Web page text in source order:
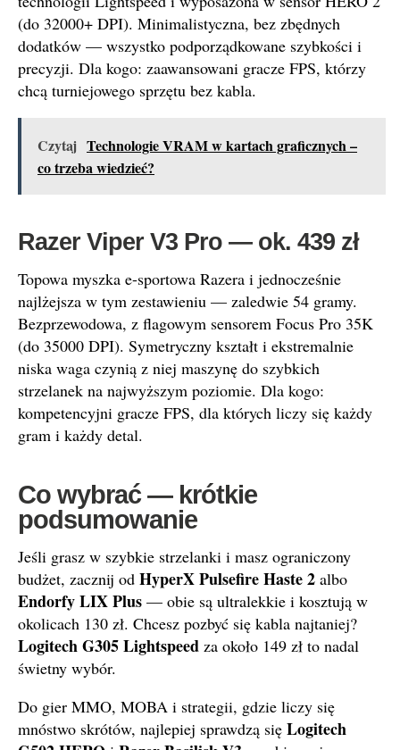
(do 32000+ DPI). Minimalistyczna, bez zbędnych
dodatków — wszystko podporządkowane szybkości i
precyzji. Dla kogo: zaawansowani gracze FPS, którzy
chcą turniejowego sprzętu bez kabla.
Czytaj Technologie VRAM w kartach graficznych –
co trzeba wiedzieć?
Razer Viper V3 Pro — ok. 439 zł
Topowa myszka e-sportowa Razera i jednocześnie
najlżejsza w tym zestawieniu — zaledwie 54 gramy.
Bezprzewodowa, z flagowym sensorem Focus Pro 35K
(do 35000 DPI). Symetryczny kształt i ekstremalnie
niska waga czynią z niej maszynę do szybkich
strzelanek na najwyższym poziomie. Dla kogo:
kompetencyjni gracze FPS, dla których liczy się każdy
gram i każdy detal.
Co wybrać — krótkie
podsumowanie
Jeśli grasz w szybkie strzelanki i masz ograniczony
budżet, zacznij od HyperX Pulsefire Haste 2 albo
Endorfy LIX Plus — obie są ultralekkie i kosztują w
okolicach 130 zł. Chcesz pozbyć się kabla najtaniej?
Logitech G305 Lightspeed za około 149 zł to nadal
świetny wybór.
Do gier MMO, MOBA i strategii, gdzie liczy się
mnóstwo skrótów, najlepiej sprawdzą się Logitech